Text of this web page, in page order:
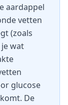
aardappel
vetten
(zoals
wat
glucose
De